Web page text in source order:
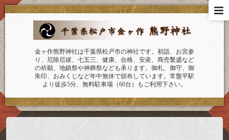
金ヶ作熊野神社は千葉県松戸市の神社です。初詣、お宮参
り、厄除厄祓、七五三、健康、合格、安産、商売繫盛など
の祈願、地鎮祭や神葬祭なども承ります。御札、御守、御
朱印、おみくじなど年中無休で頒布しています。常盤平駅
より徒歩5分、無料駐車場（60台）もご利用下さい。